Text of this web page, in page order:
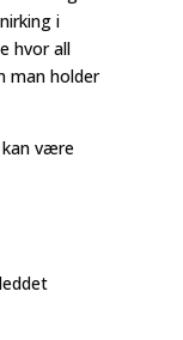
i
hvor all
man holder
være